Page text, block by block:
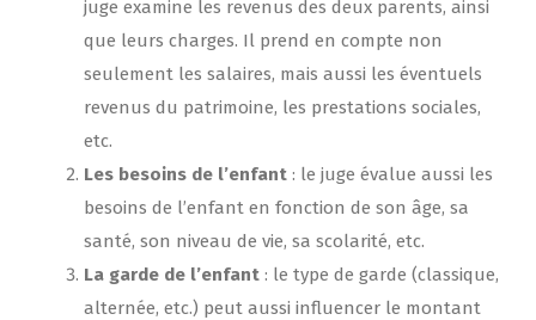
juge examine les revenus des deux parents, ainsi
que leurs charges. Il prend en compte non
seulement les salaires, mais aussi les éventuels
revenus du patrimoine, les prestations sociales,
etc.
Les besoins de l’enfant : le juge évalue aussi les
besoins de l’enfant en fonction de son âge, sa
santé, son niveau de vie, sa scolarité, etc.
La garde de l’enfant : le type de garde (classique,
alternée, etc.) peut aussi influencer le montant